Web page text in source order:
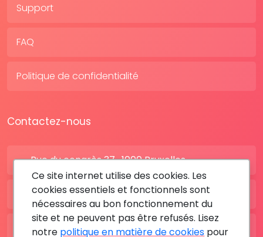
Support
FAQ
Politique de confidentialité
Contactez-nous
Rue du congrès 37 , 1000 Bruxelles
BE: +32 28080227
FR: +33 183642895
Ce site internet utilise des cookies. Les
cookies essentiels et fonctionnels sont
nécessaires au bon fonctionnement du
site et ne peuvent pas être refusés. Lisez
notre politique en matière de cookies pour